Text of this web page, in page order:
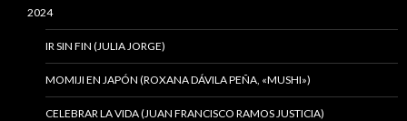
2024
IR SIN FIN (JULIA JORGE)
MOMIJI EN JAPÓN (ROXANA DÁVILA PEÑA, «MUSHI»)
CELEBRAR LA VIDA (JUAN FRANCISCO RAMOS JUSTICIA)